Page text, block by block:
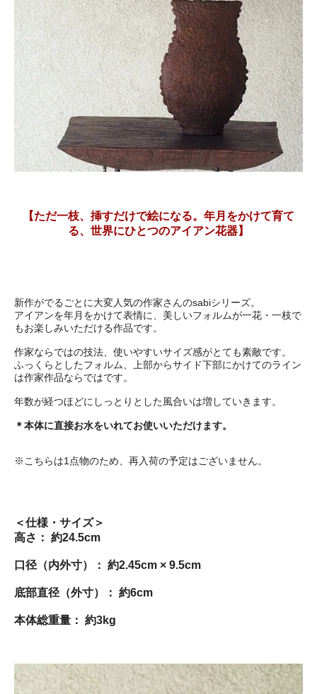
【ただ一枝、挿すだけで絵になる。年月をかけて育て
る、世界にひとつのアイアン花器】
新作がでるごとに大変人気の作家さんのsabiシリーズ。
アイアンを年月をかけて表情に、美しいフォルムが一花・一枝で
もお楽しみいただける作品です。
作家ならではの技法、使いやすいサイズ感がとても素敵です。
ふっくらとしたフォルム、上部からサイド下部にかけてのライン
は作家作品ならではです。
年数が経つほどにしっとりとした風合いは増していきます。
＊本体に直接お水をいれてお使いいただけます。
※こちらは1点物のため、再入荷の予定はございません。
＜仕様・サイズ＞
高さ： 約24.5cm
口径（内外寸）： 約2.45cm × 9.5cm
底部直径（外寸）： 約6cm
本体総重量： 約3kg